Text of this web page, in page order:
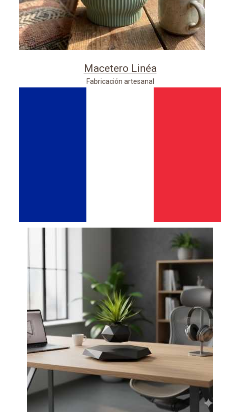
Macetero Linéa
Fabricación artesanal